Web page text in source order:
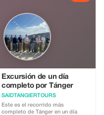
Excursión de un día
completo por Tánger
SAIDTANGIERTOURS
Este es el recorrido más
completo de Tánger en un día